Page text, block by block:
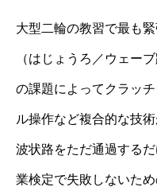
大型二輪の教習で最も
（はじょうろ／ウェー
の課題によってクラッ
ル操作など複合的な技
波状路をただ通過する
業検定で失敗しないた